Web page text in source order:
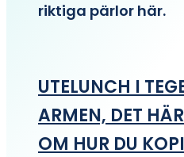
riktiga pärlor här.
UTELUNCH I
ARMEN, DET
OM HUR DU